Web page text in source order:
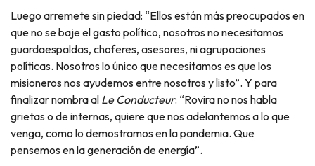
Luego arremete sin piedad: “Ellos están más preocupados en
que no se baje el gasto político, nosotros no necesitamos
guardaespaldas, choferes, asesores, ni agrupaciones
políticas. Nosotros lo único que necesitamos es que los
misioneros nos ayudemos entre nosotros y listo”. Y para
finalizar nombra al Le Conducteur: “Rovira no nos habla
grietas o de internas, quiere que nos adelantemos a lo que
venga, como lo demostramos en la pandemia. Que
pensemos en la generación de energía”.